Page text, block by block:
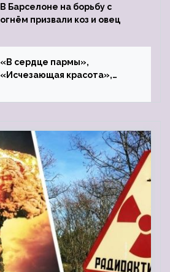
В Барселоне на борьбу с
огнём призвали коз и овец
«В сердце пармы»,
«Исчезающая красота»,